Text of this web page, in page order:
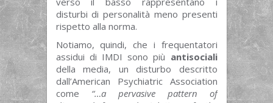
disturbi di personalità meno presenti
rispetto alla norma.
Notiamo, quindi, che i frequentatori
assidui di IMDI sono più antisociali
della media, un disturbo descritto
dall’American Psychiatric Association
come “…a pervasive pattern of